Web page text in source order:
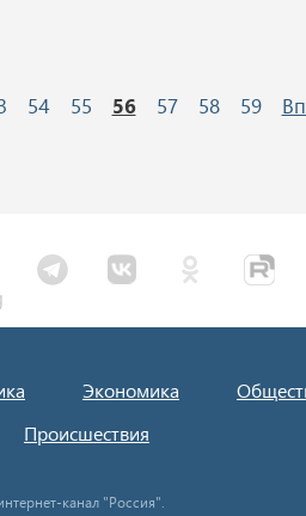
54 55 56 57 58 59
Экономика
Происшествия
канал "Россия".